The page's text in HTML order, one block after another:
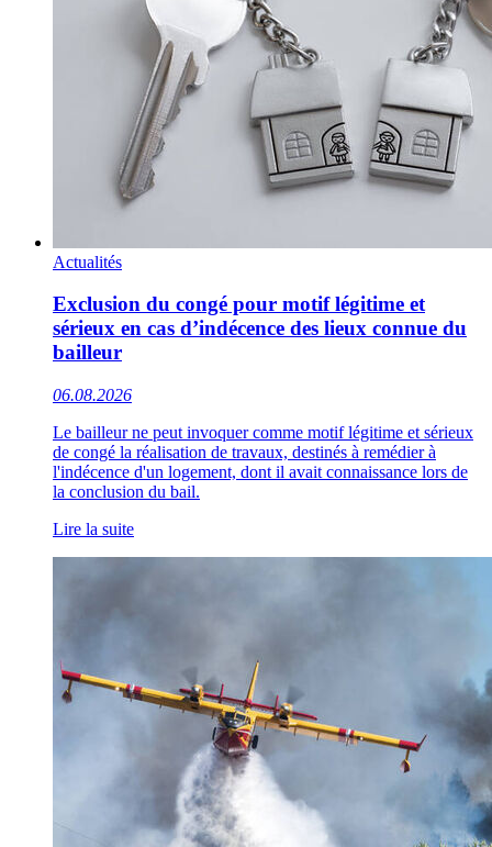
Actualités
Exclusion du congé pour motif légitime et
sérieux en cas d’indécence des lieux connue du
bailleur
06.08.2026
Le bailleur ne peut invoquer comme motif légitime et sérieux
de congé la réalisation de travaux, destinés à remédier à
l'indécence d'un logement, dont il avait connaissance lors de
la conclusion du bail.
Lire la suite